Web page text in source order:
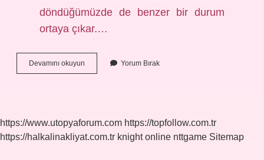
döndüğümüzde de benzer bir durum
ortaya çıkar.…
Devamını okuyun
Ismi
Yorum Bırak
https://www.utopyaforum.com https://topfollow.com.tr
https://halkalinakliyat.com.tr knight online nttgame Sitemap